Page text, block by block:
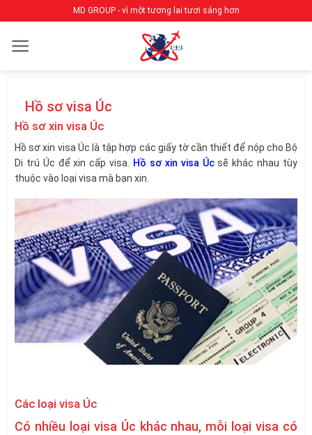
qua
nội
MD GROUP - vì một tương lai tươi sáng hơn
Hồ sơ visa Úc
Hồ sơ xin visa Úc
Hồ sơ xin visa Úc là tập hợp các giấy tờ cần thiết để nộp cho Bộ
Di trú Úc để xin cấp visa.
Hồ sơ xin visa Úcsẽ khác nhau tùy
thuộc vào loại visa mà bạn xin.
Các loại visa Úc
Có nhiều loại visa Úc khác nhau, mỗi loại visa có